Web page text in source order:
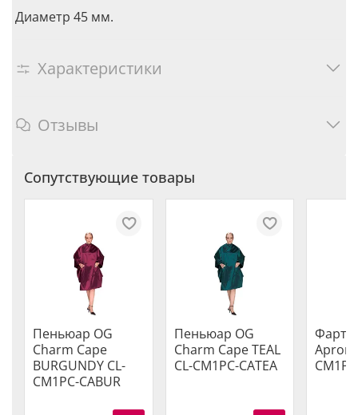
Диаметр 45 мм.
Характеристики
Отзывы
Сопутствующие товары
Пеньюар OG
Charm Cape
BURGUNDY CL-
CM1PC-CABUR
Пеньюар OG
Charm Cape TEAL
CL-CM1PC-CATEA
Apron